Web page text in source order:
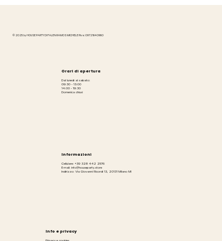
© 2025 by HOUSE PARTY DI FALEN RAMOS MICHELE P.iva: 09721640960
Orari di apertura
Dal lunedì al sabato:
09:30 - 13:00
14:00 - 19:30
Domenica chiusi
Informazioni
Cellulare: +39 328 442 2576
E-mail: info@houseparty.store
Indirizzo: Via Giovanni Ricordi 13, 20131 Milano MI
Info e privacy